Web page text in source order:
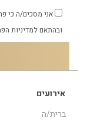
אני מסכים/ה כי
ובהתאם למדיניות
אירועים
ברית/ה